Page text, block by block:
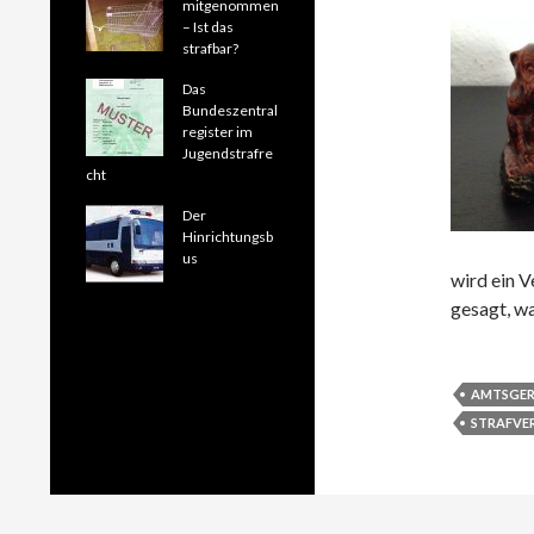
wird ein
gesagt,
mitgenommen
– Ist das
strafbar?
Das
Bundeszentral
register im
Jugendstrafre
cht
Der
Hinrichtungsb
us